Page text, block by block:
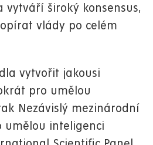
vytváří široký konsensus,
vlády po celém
vytvořit jakousi
pro umělou
Nezávislý mezinárodní
umělou inteligenci